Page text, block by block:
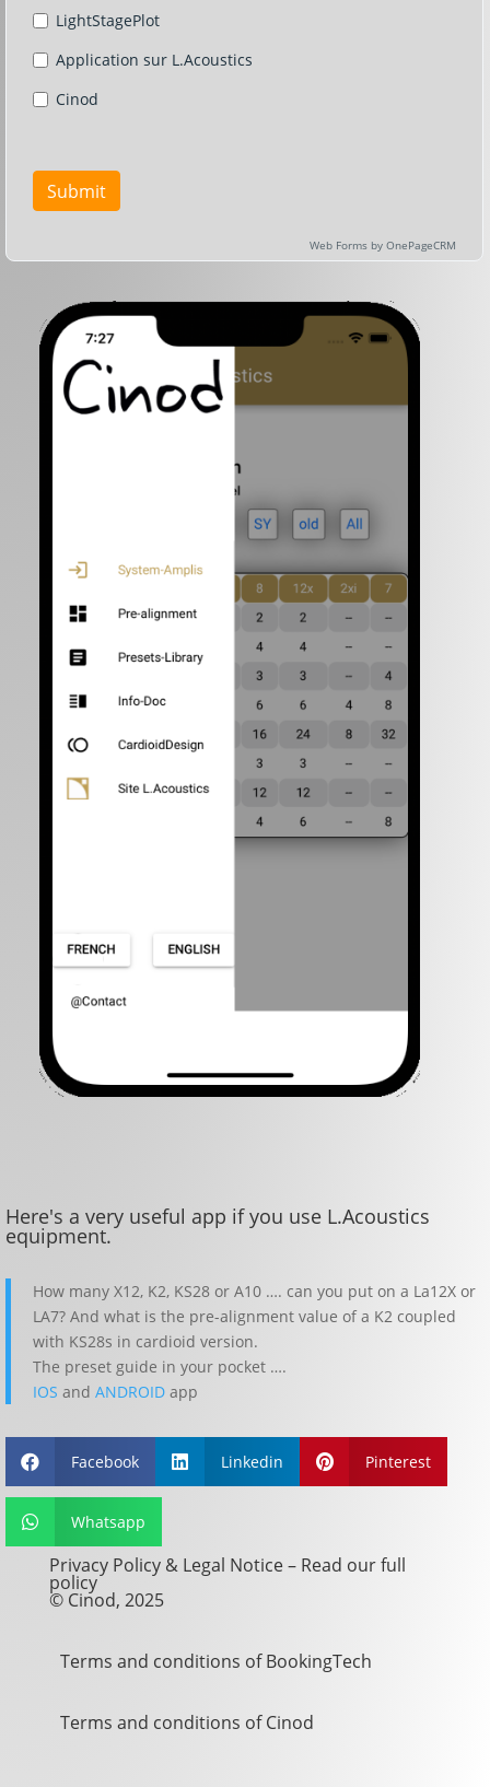
Here's a very useful app if you use L.Acoustics
equipment.
How many X12, K2, KS28 or A10 …. can you put on a La12X or
LA7? And what is the pre-alignment value of a K2 coupled
with KS28s in cardioid version.
The preset guide in your pocket ….
IOS andANDROID app
 Facebook  Linkedin  Pinterest
 Whatsapp
Privacy Policy & Legal Notice – Read our full
policy
© Cinod, 2025
Terms and conditions of BookingTech
Terms and conditions of Cinod